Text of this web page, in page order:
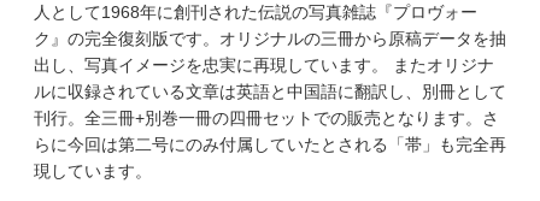
人として1968年に創刊された伝説の写真雑誌『プロヴォー
ク』の完全復刻版です。オリジナルの三冊から原稿データを抽
出し、写真イメージを忠実に再現しています。 またオリジナ
ルに収録されている文章は英語と中国語に翻訳し、別冊として
刊行。全三冊+別巻一冊の四冊セットでの販売となります。さ
らに今回は第二号にのみ付属していたとされる「帯」も完全再
現しています。